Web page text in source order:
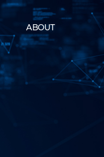
ABOUT